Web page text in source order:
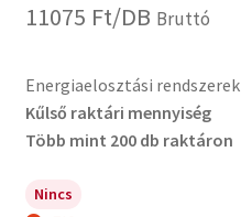
11075 Ft/DB Bruttó
Energiaelosztási rendszerek
Kűlső raktári mennyiség
Több mint 200 db raktáron
Nincs